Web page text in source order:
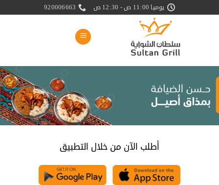
للمحتوى
يوميا 11:00 ص - 12:30 ص 920006663
أطلب الآن من خلال التطبيق